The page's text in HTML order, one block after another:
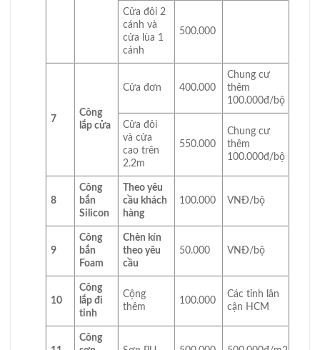
Cửa đôi 2
cánh và
cửa lùa 1
cánh
500.000
7
Công
lắp cửa
Cửa đơn 400.000
Chung cư
thêm
100.000đ/bộ
Cửa đôi
và cửa
cao trên
2.2m
550.000
Chung cư
thêm
100.000đ/bộ
8
Công
bắn
Silicon
Theo yêu
cầu khách
hàng
100.000 VNĐ/bộ
9
Công
bắn
Foam
Chèn kín
theo yêu
cầu
50.000 VNĐ/bộ
10
Công
lắp đi
tỉnh
Cộng
thêm
100.000
Các tỉnh lân
cận HCM
Công